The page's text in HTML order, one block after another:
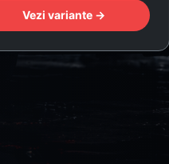
Vezi variante →